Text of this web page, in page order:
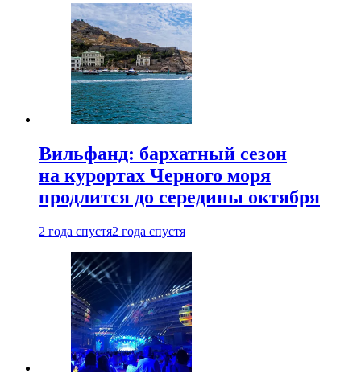
Вильфанд: бархатный сезон
на курортах Черного моря
продлится до середины октября
2 года спустя2 года спустя